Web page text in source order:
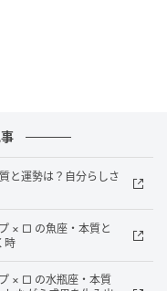
えてくるものを大
断していく年。相手
ちもきちんと含め
生まれます。
座】：「個や相手の
と運勢は？自分らしさ
× □ の魚座・本質と
時
× □ の水瓶座・本質